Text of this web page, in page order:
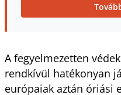
A fegyelmezetten
rendkívül hatékonyan
európaiak aztán óriási